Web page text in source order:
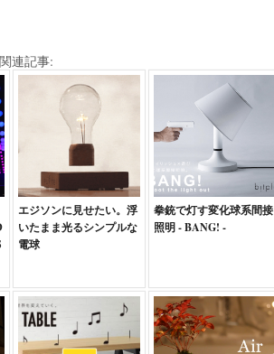
連記事:
エジソンに見せたい。浮
いたまま光るシンプルな
電球
拳銃で灯す変化球系間接
照明 - BANG! -